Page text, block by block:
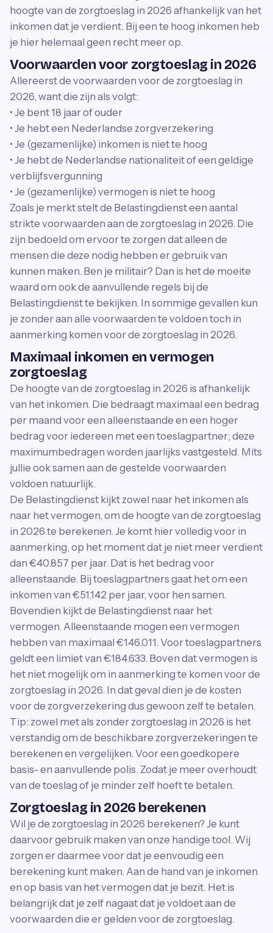
hoogte van de zorgtoeslag in 2026 afhankelijk van het
inkomen dat je verdient. Bij een te hoog inkomen heb
je hier helemaal geen recht meer op.
Voorwaarden voor zorgtoeslag in 2026
Allereerst de voorwaarden voor de zorgtoeslag in
2026, want die zijn als volgt:
• Je bent 18 jaar of ouder
• Je hebt een Nederlandse zorgverzekering
• Je (gezamenlijke) inkomen is niet te hoog
• Je hebt de Nederlandse nationaliteit of een geldige
verblijfsvergunning
• Je (gezamenlijke) vermogen is niet te hoog
Zoals je merkt stelt de Belastingdienst een aantal
strikte voorwaarden aan de zorgtoeslag in 2026. Die
zijn bedoeld om ervoor te zorgen dat alleen de
mensen die deze nodig hebben er gebruik van
kunnen maken. Ben je militair? Dan is het de moeite
waard om ook de aanvullende regels bij de
Belastingdienst te bekijken. In sommige gevallen kun
je zonder aan alle voorwaarden te voldoen toch in
aanmerking komen voor de zorgtoeslag in 2026.
Maximaal inkomen en vermogen
zorgtoeslag
De hoogte van de zorgtoeslag in 2026 is afhankelijk
van het inkomen. Die bedraagt maximaal een bedrag
per maand voor een alleenstaande en een hoger
bedrag voor iedereen met een toeslagpartner; deze
maximumbedragen worden jaarlijks vastgesteld. Mits
jullie ook samen aan de gestelde voorwaarden
voldoen natuurlijk.
De Belastingdienst kijkt zowel naar het inkomen als
naar het vermogen, om de hoogte van de zorgtoeslag
in 2026 te berekenen. Je komt hier volledig voor in
aanmerking, op het moment dat je niet meer verdient
dan €40.857 per jaar. Dat is het bedrag voor
alleenstaande. Bij toeslagpartners gaat het om een
inkomen van €51.142 per jaar, voor hen samen.
Bovendien kijkt de Belastingdienst naar het
vermogen. Alleenstaande mogen een vermogen
hebben van maximaal €146.011. Voor toeslagpartners
geldt een limiet van €184.633. Boven dat vermogen is
het niet mogelijk om in aanmerking te komen voor de
zorgtoeslag in 2026. In dat geval dien je de kosten
voor de zorgverzekering dus gewoon zelf te betalen.
Tip: zowel met als zonder zorgtoeslag in 2026 is het
verstandig om de beschikbare zorgverzekeringen te
berekenen en vergelijken. Voor een goedkopere
basis- en aanvullende polis. Zodat je meer overhoudt
van de toeslag of je minder zelf hoeft te betalen.
Zorgtoeslag in 2026 berekenen
Wil je de zorgtoeslag in 2026 berekenen? Je kunt
daarvoor gebruik maken van onze handige tool. Wij
zorgen er daarmee voor dat je eenvoudig een
berekening kunt maken. Aan de hand van je inkomen
en op basis van het vermogen dat je bezit. Het is
belangrijk dat je zelf nagaat dat je voldoet aan de
voorwaarden die er gelden voor de zorgtoeslag.